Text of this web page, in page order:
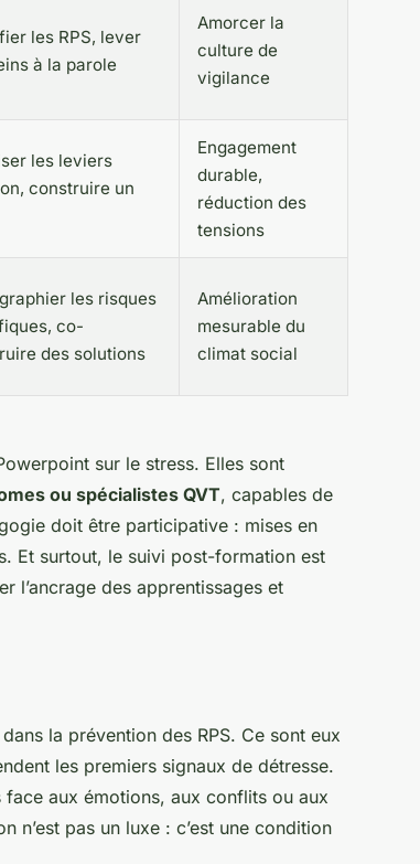
les RPS, lever
à la parole
Amorcer la
culture de
vigilance
les leviers
construire un
Engagement
durable,
réduction des
tensions
les risques
co-
des solutions
Amélioration
mesurable du
climat social
sur le stress. Elles sont
ou spécialistes QVT, capables de
doit être participative : mises en
Et surtout, le suivi post-formation est
l’ancrage des apprentissages et
la prévention des RPS. Ce sont eux
les premiers signaux de détresse.
aux émotions, aux conflits ou aux
n’est pas un luxe : c’est une condition